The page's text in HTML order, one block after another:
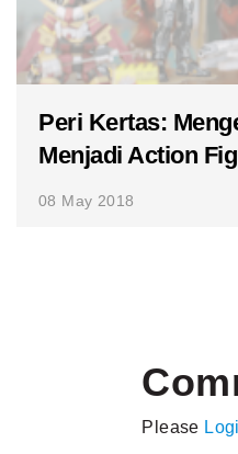
Peri Kertas:
Menjadi Action
08 May 2018
Please